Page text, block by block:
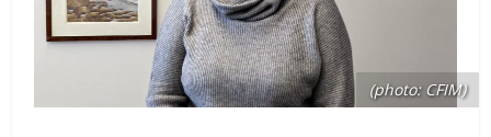
(photo: CFIM)